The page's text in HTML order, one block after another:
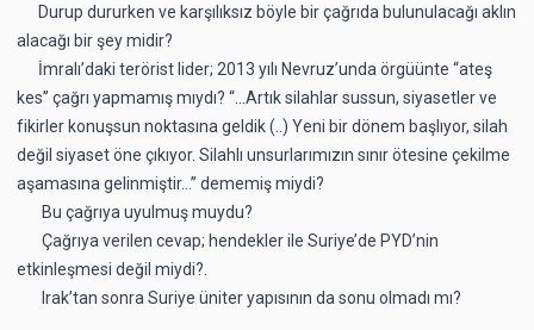
Durup dururken ve karşılıksız böyle bir çağrıda bulunulacağı aklın
alacağı bir şey midir?
İmralı’daki terörist lider; 2013 yılı Nevruz’unda örgüünte “ateş
kes” çağrı yapmamış mıydı? “…Artık silahlar sussun, siyasetler ve
fikirler konuşsun noktasına geldik (..) Yeni bir dönem başlıyor, silah
değil siyaset öne çıkıyor. Silahlı unsurlarımızın sınır ötesine çekilme
aşamasına gelinmiştir…” dememiş miydi?
Bu çağrıya uyulmuş muydu?
Çağrıya verilen cevap; hendekler ile Suriye’de PYD’nin
etkinleşmesi değil miydi?.
Irak’tan sonra Suriye üniter yapısının da sonu olmadı mı?